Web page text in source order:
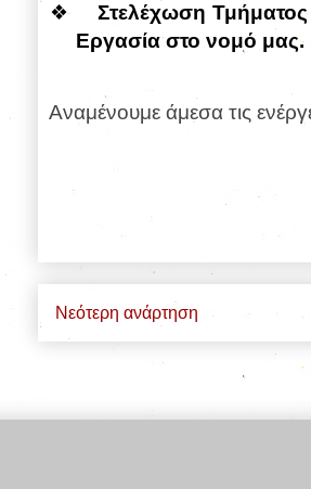
❖
Στελέχωση Τμήματος
Εργασία στο νομό μας.
Αναμένουμε άμεσα τις
Νεότερη ανάρτηση